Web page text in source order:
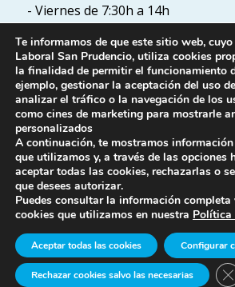
- Viernes de 7:30h a 14h
Políticas
Política de Privacidad
Política de cookies
Aviso Legal
© Fundación Laboral San
derechos
Te informamos de que este sitio web,
Laboral San Prudencio, utiliza cookies
la finalidad de permitir el funcionamiento
ejemplo, gestionar la aceptación del uso
analizar el tráfico o la navegación de los
como cines de marketing para mostrarle
personalizados
A continuación, te mostramos
que utilizamos y, a través de las opciones
aceptar todas las cookies, rechazarlas o
que desees autorizar.
Puedes consultar la información
cookies que utilizamos en nuestra Política
Aceptar todas las cookies
Rechazar cookies salvo las necesarias
Configurar